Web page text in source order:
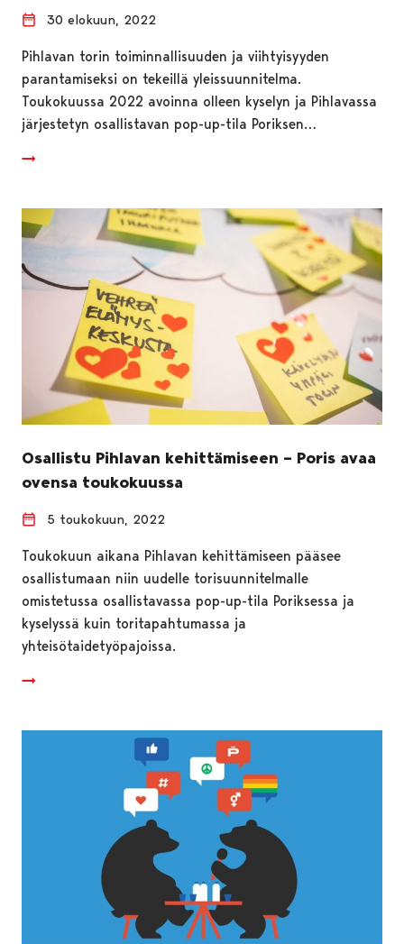
30 elokuun, 2022
Pihlavan torin toiminnallisuuden ja viihtyisyyden
parantamiseksi on tekeillä yleissuunnitelma.
Toukokuussa 2022 avoinna olleen kyselyn ja Pihlavassa
järjestetyn osallistavan pop-up-tila Poriksen…
Osallistu Pihlavan kehittämiseen – Poris avaa
ovensa toukokuussa
5 toukokuun, 2022
Toukokuun aikana Pihlavan kehittämiseen pääsee
osallistumaan niin uudelle torisuunnitelmalle
omistetussa osallistavassa pop-up-tila Poriksessa ja
kyselyssä kuin toritapahtumassa ja
yhteisötaidetyöpajoissa.